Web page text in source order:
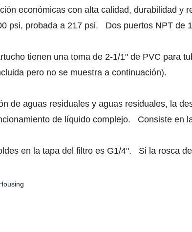
económicas con alta calidad, durabilidad y
psi, probada a 217 psi. Dos puertos NPT de
tienen una toma de 2-1/1" de PVC para
pero no se muestra a continuación).
de aguas residuales y aguas residuales, la
de líquido complejo. Consiste en
en la tapa del filtro es G1/4". Si la rosca